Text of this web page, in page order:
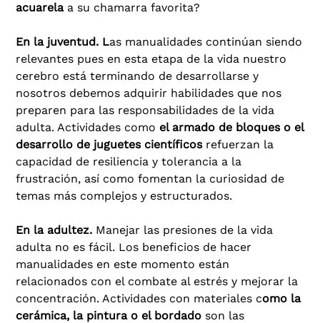
acuarelaa su chamarra favorita?
En la juventud. Las manualidades continúan siendo
relevantes pues en esta etapa de la vida nuestro
cerebro está terminando de desarrollarse y
nosotros debemos adquirir habilidades que nos
preparen para las responsabilidades de la vida
adulta. Actividades como el armado de bloques o el
desarrollo de juguetes científicos refuerzan la
capacidad de resiliencia y tolerancia a la
frustración, así como fomentan la curiosidad de
temas más complejos y estructurados.
En la adultez. Manejar las presiones de la vida
adulta no es fácil. Los beneficios de hacer
manualidades en este momento están
relacionados con el combate al estrés y mejorar la
concentración. Actividades con materiales como la
cerámica, la pintura o el bordado son las